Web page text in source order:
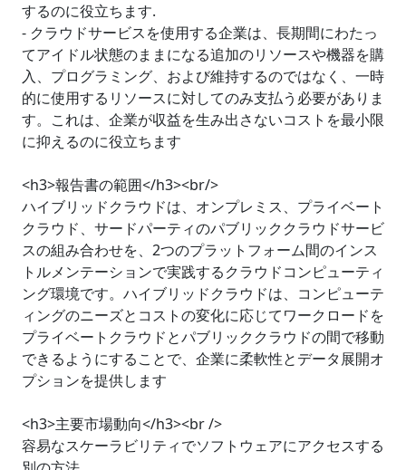
するのに役立ちます.
- クラウドサービスを使用する企業は、長期間にわたっ
てアイドル状態のままになる追加のリソースや機器を購
入、プログラミング、および維持するのではなく、一時
的に使用するリソースに対してのみ支払う必要がありま
す。これは、企業が収益を生み出さないコストを最小限
に抑えるのに役立ちます
<h3>報告書の範囲</h3><br/>
ハイブリッドクラウドは、オンプレミス、プライベート
クラウド、サードパーティのパブリッククラウドサービ
スの組み合わせを、2つのプラットフォーム間のインス
トルメンテーションで実践するクラウドコンピューティ
ング環境です。ハイブリッドクラウドは、コンピューテ
ィングのニーズとコストの変化に応じてワークロードを
プライベートクラウドとパブリッククラウドの間で移動
できるようにすることで、企業に柔軟性とデータ展開オ
プションを提供します
<h3>主要市場動向</h3><br />
容易なスケーラビリティでソフトウェアにアクセスする